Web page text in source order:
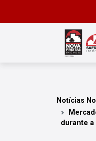
Notícias
durante a